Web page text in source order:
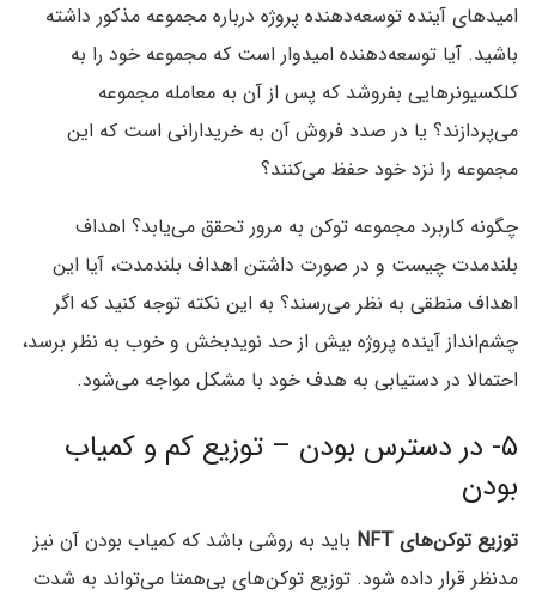
امیدهای آینده توسعه‌دهنده پروژه درباره مجموعه مذکور داشته
باشید. آیا توسعه‌دهنده امیدوار است که مجموعه خود را به
کلکسیونرهایی بفروشد که پس از آن به معامله مجموعه
می‌پردازند؟ یا در صدد فروش آن به خریدارانی است که این
مجموعه را نزد خود حفظ می‌کنند؟
چگونه کاربرد مجموعه توکن به مرور تحقق می‌یابد؟ اهداف
بلندمدت چیست و در صورت داشتن اهداف بلندمدت، آیا این
اهداف منطقی به نظر می‌رسند؟ به این نکته توجه کنید که اگر
چشم‌انداز آینده پروژه بیش از حد نویدبخش و خوب به نظر برسد،
احتمالا در دستیابی به هدف خود با مشکل مواجه می‌شود.
۵- در دسترس بودن – توزیع کم و کمیاب
بودن
توزیع توکن‌های NFT
باید به روشی باشد که کمیاب بودن آن نیز
مدنظر قرار داده شود. توزیع توکن‌های بی‌همتا می‌تواند به شدت